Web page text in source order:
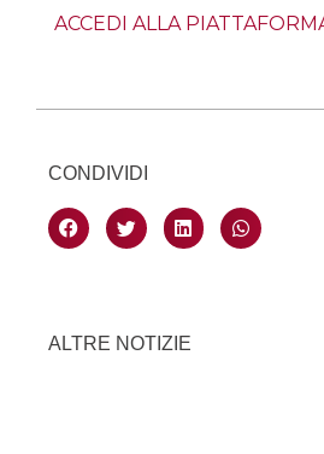
ACCEDI ALLA
CONDIVIDI
ALTRE NOTIZIE